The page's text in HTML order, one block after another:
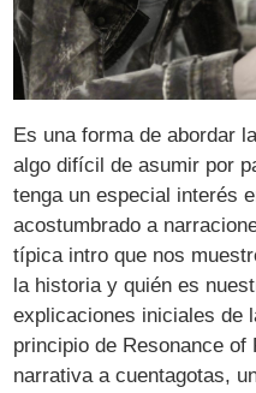
Es una forma de abordar
algo difícil de asumir por
tenga un especial interés
acostumbrado a
típica intro que nos
la historia y quién es
explicaciones iniciales de
principio de Resonance of
narrativa a cuentagotas,